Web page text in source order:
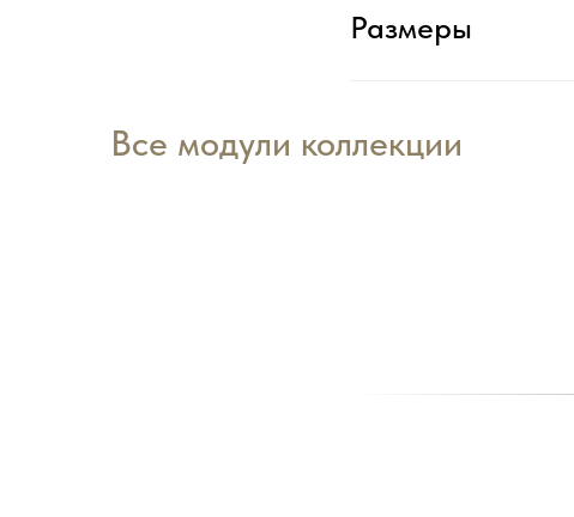
Размеры
Все модули коллекции